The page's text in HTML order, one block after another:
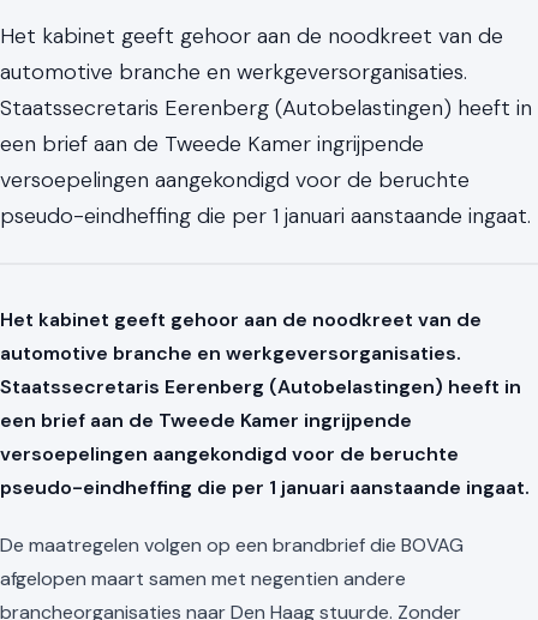
Het kabinet geeft gehoor aan de noodkreet van de
automotive branche en werkgeversorganisaties.
Staatssecretaris Eerenberg (Autobelastingen) heeft in
een brief aan de Tweede Kamer ingrijpende
versoepelingen aangekondigd voor de beruchte
pseudo-eindheffing die per 1 januari aanstaande ingaat.
Het kabinet geeft gehoor aan de noodkreet van de
automotive branche en werkgeversorganisaties.
Staatssecretaris Eerenberg (Autobelastingen) heeft in
een brief aan de Tweede Kamer ingrijpende
versoepelingen aangekondigd voor de beruchte
pseudo-eindheffing die per 1 januari aanstaande ingaat.
De maatregelen volgen op een brandbrief die BOVAG
afgelopen maart samen met negentien andere
brancheorganisaties naar Den Haag stuurde. Zonder